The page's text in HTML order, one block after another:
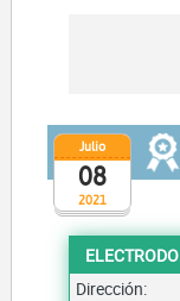
2021
Julio
08
Dirección: